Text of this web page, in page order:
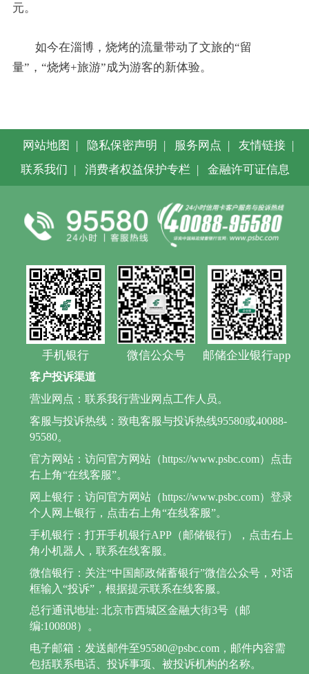
元。
如今在淄博，烧烤的流量带动了文旅的“留
量”，“烧烤+旅游”成为游客的新体验。
网站地图 隐私保密声明 服务网点 友情链接
联系我们
消费者权益保护专栏 金融许可证信息
手机银行 微信公众号 邮储企业银行app
客户投诉渠道
营业网点：联系我行营业网点工作人员。
客服与投诉热线：致电客服与投诉热线95580或40088-
95580。
官方网站：访问官方网站（https://www.psbc.com）点击
右上角“在线客服”。
网上银行：访问官方网站（https://www.psbc.com）登录
个人网上银行，点击右上角“在线客服”。
手机银行：打开手机银行APP（邮储银行），点击右上
角小机器人，联系在线客服。
微信银行：关注“中国邮政储蓄银行”微信公众号，对话
框输入“投诉”，根据提示联系在线客服。
总行通讯地址: 北京市西城区金融大街3号（邮
编:100808）。
电子邮箱：发送邮件至95580@psbc.com，邮件内容需
包括联系电话、投诉事项、被投诉机构的名称。